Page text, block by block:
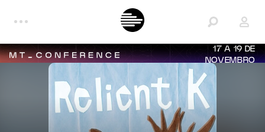
17 A 19 DE
NOVEMBRO